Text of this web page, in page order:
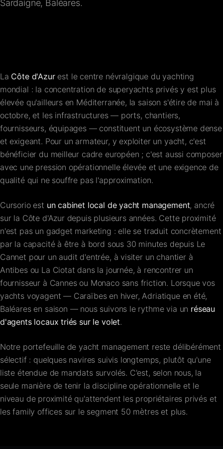
Sardaigne, Baléares.
La Côte d'Azurest le centre névralgique du yachting
mondial : la concentration de superyachts privés y est plus
élevée qu'ailleurs en Méditerranée, la saison s'étire de mai à
octobre, et les infrastructures — ports, chantiers,
fournisseurs, équipages — constituent un écosystème dense
et exigeant. Pour un armateur, y exploiter un yacht, c'est
bénéficier du meilleur cadre européen ; c'est aussi composer
avec une pression opérationnelle élevée et une exigence de
qualité qui ne souffre pas l'approximation.
Cursorio est un cabinet local de yacht management, ancré
sur la Côte d'Azur depuis plusieurs années. Cette proximité
n'est pas un gadget marketing : elle se traduit concrètement
par la capacité à être à bord sous 30 minutes depuis Le
Cannet pour un audit d'entrée, à visiter un chantier à
Antibes ou La Ciotat dans la journée, à rencontrer un
fournisseur à Cannes ou Monaco sans friction. Lorsque vos
yachts voyagent — Caraïbes en hiver, Adriatique en été,
Baléares en saison — nous suivons le rythme via un réseau
d'agents locaux triés sur le volet.
Notre portefeuille de yacht management reste délibérément
sélectif : quelques navires suivis longtemps, plutôt qu'une
liste étendue de mandats survolés. C'est, selon nous, la
seule manière de tenir la discipline opérationnelle et le
niveau de proximité qu'attendent les propriétaires privés et
les family offices sur le segment 50 mètres et plus.